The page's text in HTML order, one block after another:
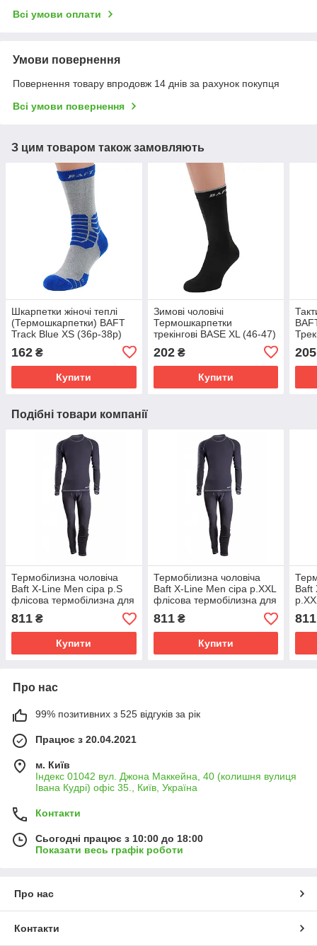
Всі умови оплати
Умови повернення
Повернення товару впродовж 14 днів за рахунок покупця
Всі умови повернення
З цим товаром також замовляють
Шкарпетки жіночі теплі
(Термошкарпетки) BAFT
Track Blue XS (36р-38р)
шкарпетки
162 ₴
Купити
Зимові чоловічі
Термошкарпетки
трекінгові BASE XL (46-47)
військові
202₴
Купити
205
Подібні товари компанії
Термобілизна чоловіча
Baft X-Line Men сіра р.S
флісова термобілизна для
чоловіків зимова
811 ₴
Купити
Термобілизна чоловіча
Baft X-Line Men сіра р.XXL
флісова термобілизна для
повсякденного носіння
взимку
811₴
Купити
Baft
811
Про нас
99% позитивних з 525 відгуків за рік
Працює з 20.04.2021
м. Київ
Індекс 01042 вул. Джона Маккейна, 40 (колишня вулиця
Івана Кудрі) офіс 35., Київ, Україна
Контакти
Сьогодні працює з 10:00 до 18:00
Показати весь графік роботи
Про нас
Контакти